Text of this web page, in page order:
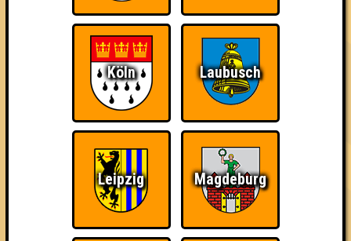
The Amount of
Teilnahmen is too
damn high
Ich war da, vor 3000
Da-Da Da! Da-Da Da!
Teil der Oberschicht
Köln Laubusch
Leipzig Magdeburg